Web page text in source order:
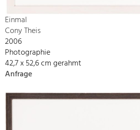
Einmal
Cony Theis
2006
Photographie
42,7 x 52,6 cm gerahmt
Anfrage